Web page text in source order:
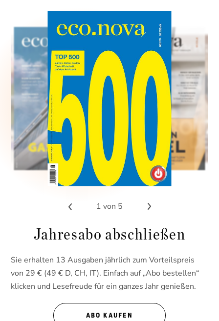
1 von 5
Jahresabo abschließen
Sie erhalten 13 Ausgaben jährlich zum Vorteilspreis
von 29 € (49 € D, CH, IT). Einfach auf „Abo bestellen“
klicken und Lesefreude für ein ganzes Jahr genießen.
ABO KAUFEN